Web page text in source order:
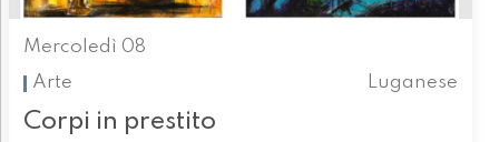
Mercoledì 08
Arte
Luganese
Corpi in prestito